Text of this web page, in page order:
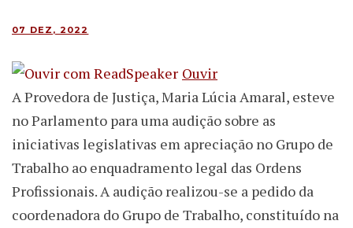
07 DEZ, 2022
Ouvir
A Provedora de Justiça, Maria Lúcia Amaral, esteve
no Parlamento para uma audição sobre as
iniciativas legislativas em apreciação no Grupo de
Trabalho ao enquadramento legal das Ordens
Profissionais. A audição realizou-se a pedido da
coordenadora do Grupo de Trabalho, constituído na